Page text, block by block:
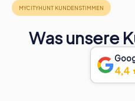
Was unsere
4,4